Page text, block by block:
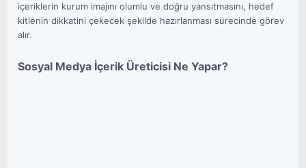
içeriklerin kurum imajını olumlu ve doğru yansıtmasını, hedef
kitlenin dikkatini çekecek şekilde hazırlanması sürecinde görev
alır.
Sosyal Medya İçerik Üreticisi Ne Yapar?